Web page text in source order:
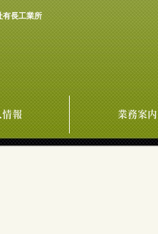
有長工業所
報 業務案内